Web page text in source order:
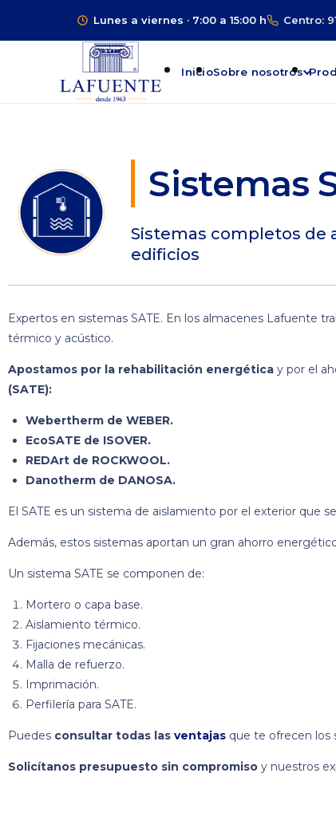
Lunes a viernes · 7:00 a 15:00 h Centro:
InicioSobre nosotros
Sistemas
Sistemas completos de
edificios
Expertos en sistemas SATE. En los almacenes Lafuente
térmico y acústico.
Apostamos por la rehabilitación energética y por el
(SATE):
Webertherm de WEBER.
EcoSATE de ISOVER.
REDArt de ROCKWOOL.
Danotherm de DANOSA.
El SATE es un sistema de aislamiento por el exterior que
Además, estos sistemas aportan un gran ahorro
Un sistema SATE se componen de:
Mortero o capa base.
Aislamiento térmico.
Fijaciones mecánicas.
Malla de refuerzo.
Imprimación.
Perfilería para SATE.
Puedes consultar todas las ventajas que te ofrecen los
Solicítanos presupuesto sin compromiso y nuestros